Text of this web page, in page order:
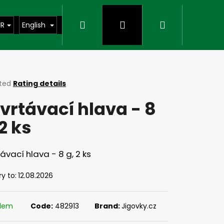
English Search Login Shopping
Rating details
hlava - 8
ks
hlava - 8 g, 2 ks
to: 12.08.2026
Code: 482913 Brand:Jigovky.cz
Next